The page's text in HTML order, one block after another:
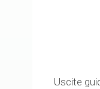
Uscite